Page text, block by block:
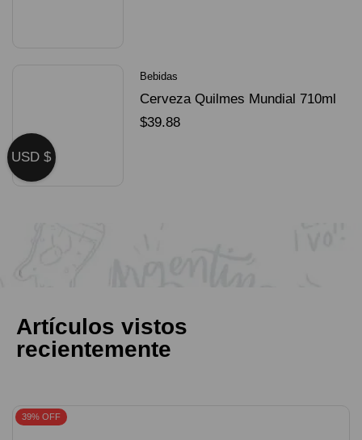
Bebidas
Cerveza Quilmes Mundial 710ml
packX4
$39.88
Artículos vistos
recientemente
39% OFF
USD $